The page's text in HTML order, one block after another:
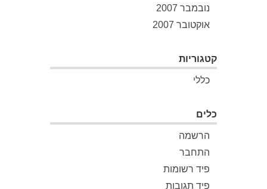
נובמבר 2007
אוקטובר 2007
קטגוריות
כללי
כלים
הרשמה
התחבר
פיד רשומות
פיד תגובות